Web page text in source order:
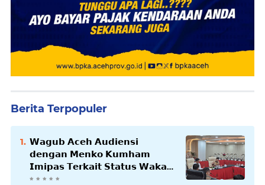
Berita Terpopuler
𝗪𝗮𝗴𝘂𝗯 𝗔𝗰𝗲𝗵 𝗔𝘂𝗱𝗶𝗲𝗻𝘀𝗶
𝗱𝗲𝗻𝗴𝗮𝗻 𝗠𝗲𝗻𝗸𝗼 𝗞𝘂𝗺𝗵𝗮𝗺
𝗜𝗺𝗶𝗽𝗮𝘀 𝗧𝗲𝗿𝗸𝗮𝗶𝘁 𝗦𝘁𝗮𝘁𝘂𝘀 𝗪𝗮𝗸𝗮𝗳
𝗕𝗹𝗮𝗻𝗴𝗽𝗮𝗱𝗮𝗻𝗴